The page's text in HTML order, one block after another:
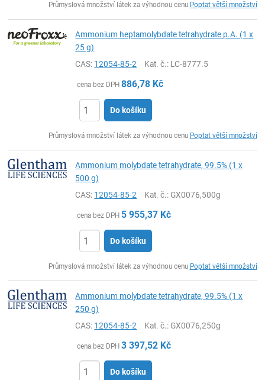
Průmyslová množství látek za výhodnou cenu Poptat větší množství
Ammonium heptamolybdate tetrahydrate p.A. (1 x
25 g)
CAS: 12054-85-2 Kat. č.: LC-8777.5
cena bez DPH 886,78 Kč
Do košíku
Průmyslová množství látek za výhodnou cenu Poptat větší množství
Ammonium molybdate tetrahydrate, 99.5% (1 x
500 g)
CAS: 12054-85-2 Kat. č.: GX0076,500g
cena bez DPH 5 955,37 Kč
Do košíku
Průmyslová množství látek za výhodnou cenu Poptat větší množství
Ammonium molybdate tetrahydrate, 99.5% (1 x
250 g)
CAS: 12054-85-2 Kat. č.: GX0076,250g
cena bez DPH 3 397,52 Kč
Do košíku